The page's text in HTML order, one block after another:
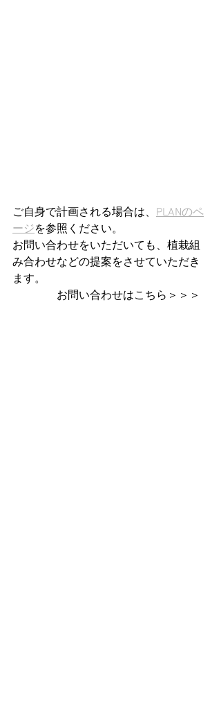
ご自身で計画される場合は、 PLANのペ
ージを参照ください。
お問い合わせをいただいても、植栽組
み合わせなどの提案をさせていただき
ます。
お問い合わせはこちら＞＞＞